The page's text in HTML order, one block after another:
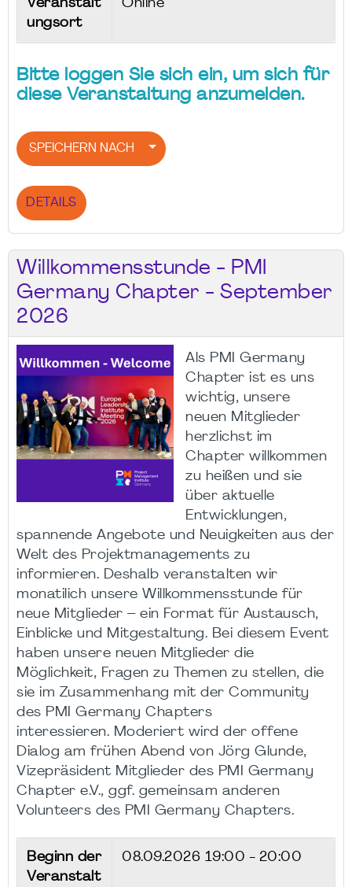
Veranstalt
ungsort
Online
Bitte loggen Sie sich ein, um sich für
diese Veranstaltung anzumelden.
SPEICHERN NACH
DETAILS
Willkommensstunde - PMI
Germany Chapter - September
2026
Als PMI Germany
Chapter ist es uns
wichtig, unsere
neuen Mitglieder
herzlichst im
Chapter willkommen
zu heißen und sie
über aktuelle
Entwicklungen,
spannende Angebote und Neuigkeiten aus der
Welt des Projektmanagements zu
informieren. Deshalb veranstalten wir
monatilich unsere Willkommensstunde für
neue Mitglieder – ein Format für Austausch,
Einblicke und Mitgestaltung. Bei diesem Event
haben unsere neuen Mitglieder die
Möglichkeit, Fragen zu Themen zu stellen, die
sie im Zusammenhang mit der Community
des PMI Germany Chapters
interessieren. Moderiert wird der offene
Dialog am frühen Abend von Jörg Glunde,
Vizepräsident Mitglieder des PMI Germany
Chapter e.V., ggf. gemeinsam anderen
Volunteers des PMI Germany Chapters.
Beginn der
Veranstalt
08.09.2026 19:00 - 20:00